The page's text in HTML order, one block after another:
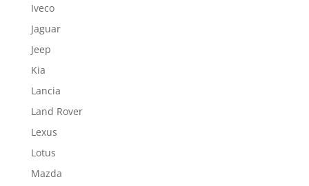
Iveco
Jaguar
Jeep
Kia
Lancia
Land Rover
Lexus
Lotus
Mazda